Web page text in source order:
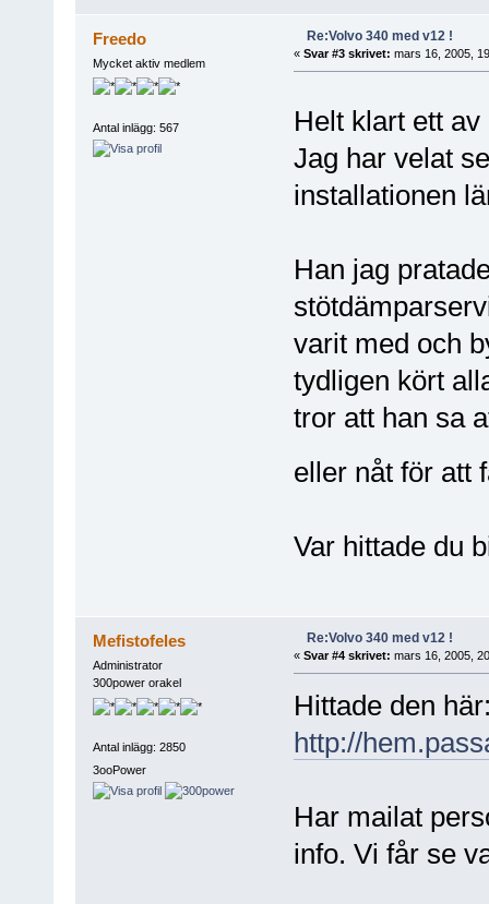
Freedo
Mycket aktiv medlem
Antal inlägg: 567
Re:Volvo 340 med v12 !
« Svar #3 skrivet: mars 16, 2005,
Helt klart ett
Jag har velat
installationen
Han jag
varit med och
tydligen kört
tror att han sa
eller nåt för att
Var hittade du
Mefistofeles
Administrator
300power orakel
Antal inlägg: 2850
3ooPower
Re:Volvo 340 med v12 !
« Svar #4 skrivet: mars 16, 2005,
Hittade den
http://
Har mailat
info. Vi får se